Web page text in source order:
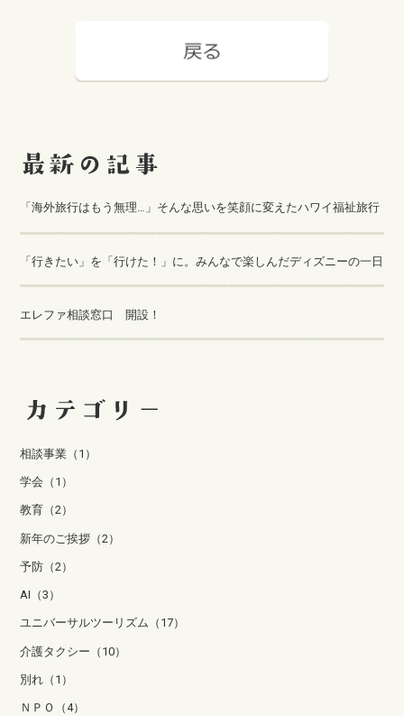
「海外旅行はもう無理…」そんな思いを笑顔に変えたハワイ福祉旅行
「行きたい」を「行けた！」に。みんなで楽しんだディズニーの一日
エレファ相談窓口 開設！
相談事業（1）
学会（1）
教育（2）
新年のご挨拶（2）
予防（2）
AI（3）
ユニバーサルツーリズム（17）
介護タクシー（10）
別れ（1）
ＮＰＯ（4）